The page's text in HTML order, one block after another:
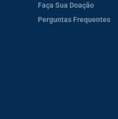
Faça Sua Doação
Perguntas Frequentes